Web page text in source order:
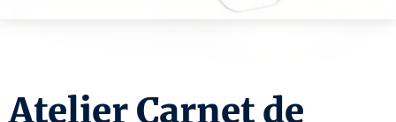
Atelier Carnet de